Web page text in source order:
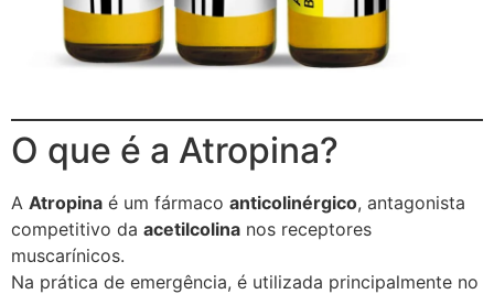
O que é a Atropina?
A Atropina é um fármaco anticolinérgico, antagonista
competitivo da acetilcolina nos receptores
muscarínicos.
Na prática de emergência, é utilizada principalmente no